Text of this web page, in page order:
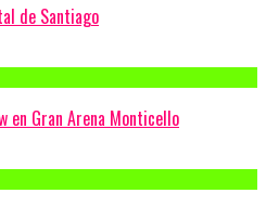
de Santiago
en Gran Arena Monticello